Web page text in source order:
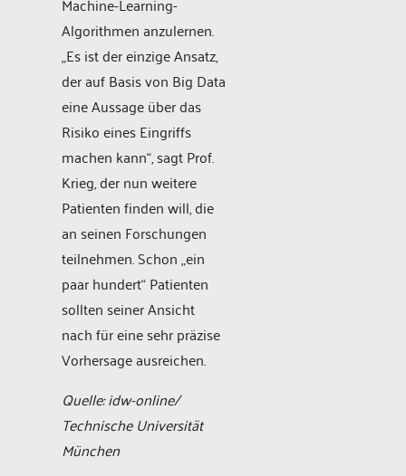
Algorithmen anzulernen.
„Es ist der einzige Ansatz,
der auf Basis von Big Data
eine Aussage über das
Risiko eines Eingriffs
machen kann“, sagt Prof.
Krieg, der nun weitere
Patienten finden will, die
an seinen Forschungen
teilnehmen. Schon „ein
paar hundert“ Patienten
sollten seiner Ansicht
nach für eine sehr präzise
Vorhersage ausreichen.
Quelle: idw-online/
Technische Universität
München